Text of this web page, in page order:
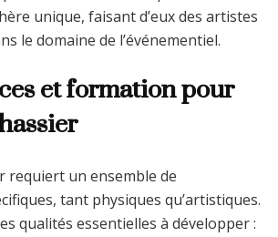
unique, faisant d’eux des artistes
le domaine de l’événementiel.
et formation pour
requiert un ensemble de
tant physiques qu’artistiques.
qualités essentielles à développer :